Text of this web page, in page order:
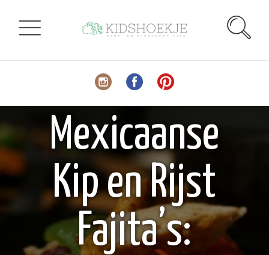
Mexicaanse
Kip en Rijst
Fajita’s: